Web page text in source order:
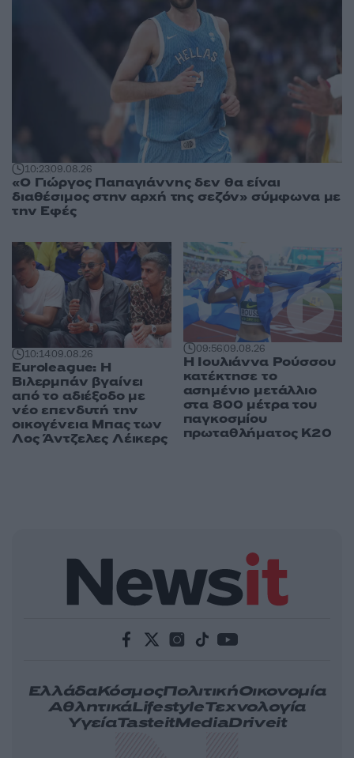
10:2309.08.26
«Ο Γιώργος Παπαγιάννης δεν θα είναι
διαθέσιμος στην αρχή της σεζόν» σύμφωνα με
την Εφές
10:1409.08.26
Euroleague: Η
Βιλερμπάν βγαίνει
από το αδιέξοδο με
νέο επενδυτή την
οικογένεια Μπας των
Λος Άντζελες Λέικερς
09:5609.08.26
Η Ιουλιάννα Ρούσσου
κατέκτησε το
ασημένιο μετάλλιο
στα 800 μέτρα του
παγκοσμίου
πρωταθλήματος Κ20
ΕλλάδαΚόσμοςΠολιτικήΟικονομία
ΑθλητικάLifestyleΤεχνολογία
ΥγείαTasteitMediaDriveit